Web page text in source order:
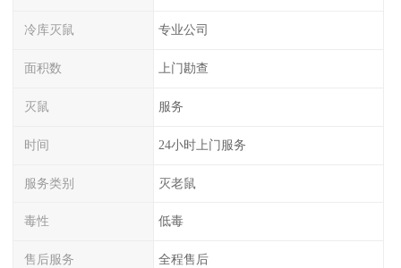
冷库灭鼠 专业公司
面积数 上门勘查
灭鼠 服务
时间 24小时上门服务
服务类别 灭老鼠
毒性 低毒
售后服务 全程售后